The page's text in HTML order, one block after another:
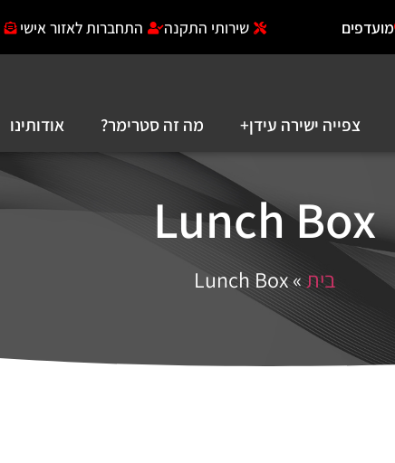
מועדפים שירותי התקנה התחברות לאזור אישי
צפייה ישירה עידן+ מה זה סטרימר? אודותינו
Lunch Box
בית»
Lunch Box